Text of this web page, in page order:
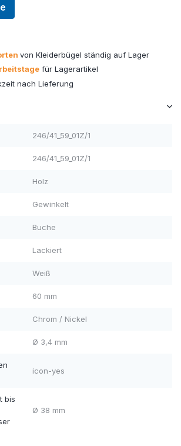
von Kleiderbügel ständig auf Lager
für Lagerartikel
nach Lieferung
246/41_59_01Z/1
246/41_59_01Z/1
Holz
Gewinkelt
Buche
Lackiert
Weiß
60 mm
Chrom / Nickel
Ø 3,4 mm
icon-yes
bis
Ø 38 mm